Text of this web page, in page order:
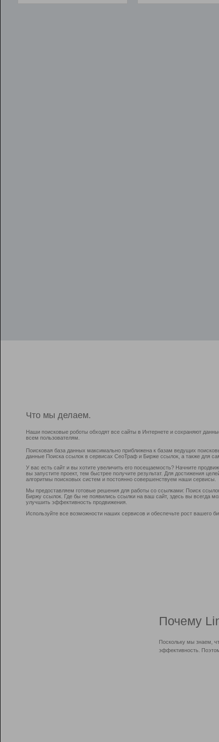
Что мы делаем.
Наши поисковые роботы обходят все сайты в Интернете и сохраняют
всем пользователям.
Поисковая база данных максимально приближена к базам ведущих
данные Поиска ссылок в сервисах СеоТраф и Бирже ссылок, а также для
У вас есть сайт и вы хотите увеличить его посещаемость? Начните
вы запустите проект, тем быстрее получите результат. Для достижения
алгоритмы поисковых систем и постоянно совершенствуем наши сервисы.
Мы предоставляем готовые решения для работы со ссылками: Поиск
Биржу ссылок. Где бы не появились ссылки на ваш сайт, здесь вы всегда
улучшить эффективность продвижения.
Используйте все возможности наших сервисов и обеспечьте рост вашего
Почему
Поскольку мы знаем,
эффективность.